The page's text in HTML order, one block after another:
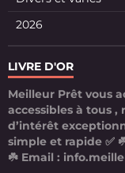
2026
LIVRE D'OR
Meilleur Prêt vous
accessibles à tous ,
d’intérêt
simple et rapide ✅
☘️ Email :